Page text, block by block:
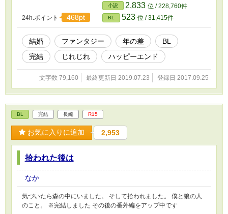
24h.ポイント 468pt
小説 2,833 位 / 228,760件
BL 523 位 / 31,415件
結婚 ファンタジー 年の差
BL
完結
じれじれ ハッピーエンド
文字数 79,160 最終更新日 2019.07.23 登録日 2017.09.25
BL 完結 長編 R15
お気に入りに追加 2,953
拾われた後は
なか
気づいたら森の中にいました。 そして拾われました。 僕と狼の人
のこと。 ※完結しました その後の番外編をアップ中です